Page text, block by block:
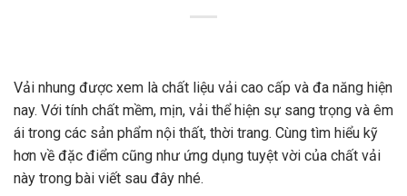
Vải nhung được xem là chất liệu vải cao cấp và đa năng hiện
nay. Với tính chất mềm, mịn, vải thể hiện sự sang trọng và êm
ái trong các sản phẩm nội thất, thời trang. Cùng tìm hiểu kỹ
hơn về đặc điểm cũng như ứng dụng tuyệt vời của chất vải
này trong bài viết sau đây nhé.